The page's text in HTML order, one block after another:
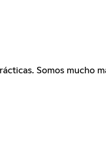
Somos mucho